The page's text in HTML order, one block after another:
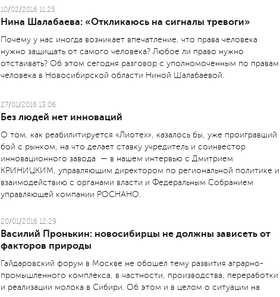
10/02/2016 11:25
Нина Шалабаева: «Откликаюсь на сигналы тревоги»
Почему у нас иногда возникает впечатление, что права человека
нужно защищать от самого человека? Любое ли право нужно
отстаивать? Об этом сегодня разговор с уполномоченным по правам
человека в Новосибирской области Ниной Шалабаевой.
27/01/2016 13:06
Без людей нет инноваций
О том, как реабилитируется «Лиотех», казалось бы, уже проигравший
бой с рынком, на что делает ставку учредитель и соинвестор
инновационного завода — в нашем интервью с Дмитрием
КРИНИЦКИМ, управляющим директором по региональной политике и
взаимодействию с органами власти и Федеральным Собранием
управляющей компании РОСНАНО.
20/01/2016 12:29
Василий Пронькин: новосибирцы не должны зависеть от
факторов природы
Гайдаровский форум в Москве не обошел тему развития аграрно-
промышленного комплекса, в частности, производства, переработки
и реализации молока в Сибири. Об этом и в целом о ситуации на